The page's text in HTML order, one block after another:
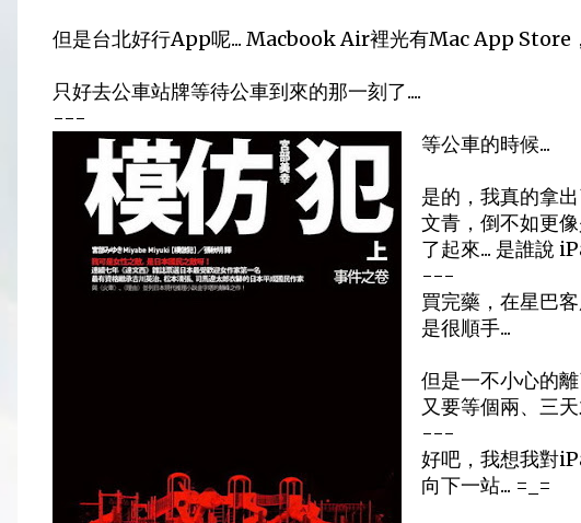
但是台北好行App呢... Macbook Air裡光有Mac App Store
只好去公車站牌等待公車到來的那一刻了....
---
等公車的時候...
是的，我真的拿
文青，倒不如更
了起來... 是誰說
---
買完藥，在星巴
是很順手...
但是一不小心的
又要等個兩、三
---
好吧，我想我對
向下一站... =_=